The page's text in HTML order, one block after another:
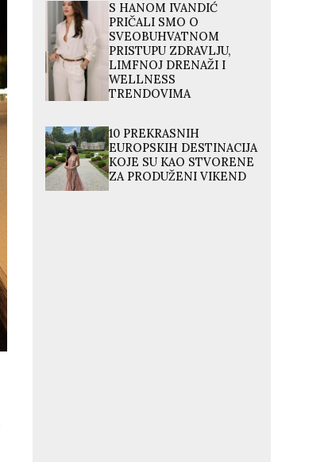
S HANOM IVANDIĆ
PRIČALI SMO O
SVEOBUHVATNOM
PRISTUPU ZDRAVLJU,
LIMFNOJ DRENAŽI I
WELLNESS
TRENDOVIMA
10 PREKRASNIH
EUROPSKIH DESTINACIJA
KOJE SU KAO STVORENE
ZA PRODUŽENI VIKEND